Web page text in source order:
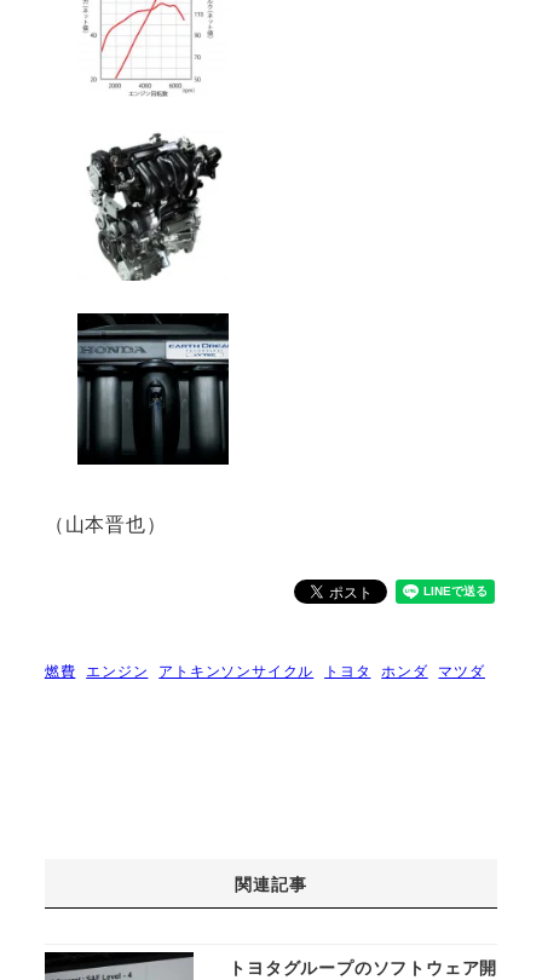
（山本晋也）
燃費 エンジン アトキンソンサイクル トヨタ ホンダ マツダ
関連記事
トヨタグループのソフトウェア開